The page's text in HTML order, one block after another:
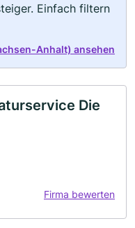
Einfach filtern
Anhalt) ansehen
Die
Firma bewerten